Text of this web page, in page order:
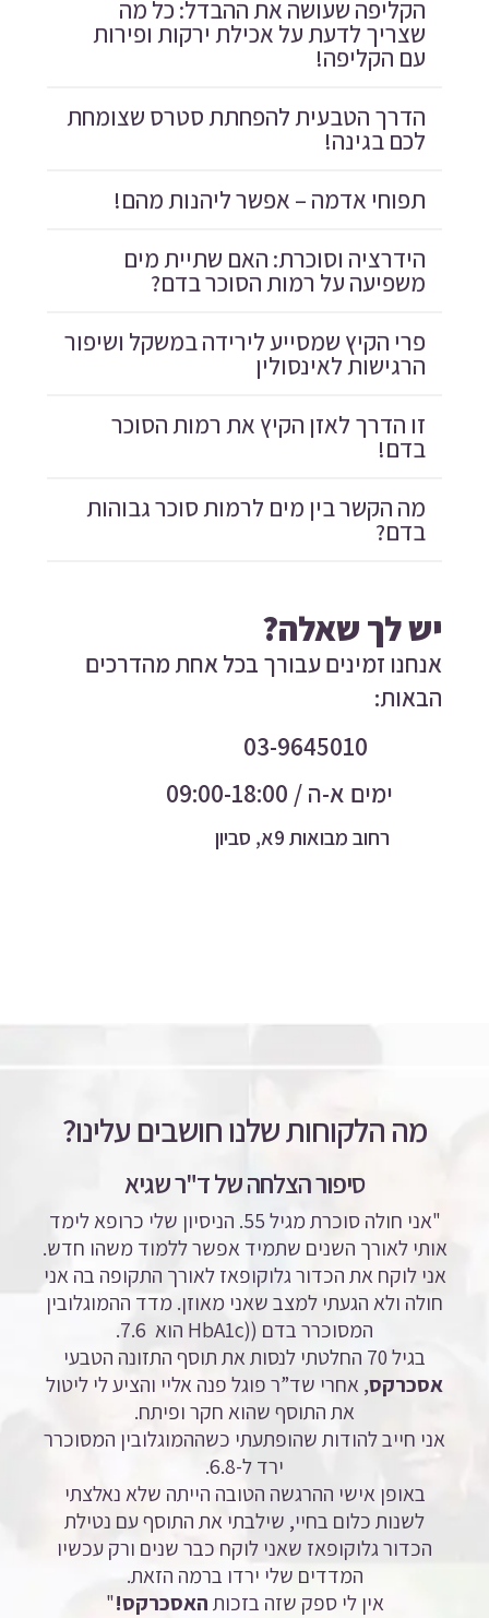
הקליפה שעושה את ההבדל: כל מה
שצריך לדעת על אכילת ירקות ופירות
עם הקליפה!
הדרך הטבעית להפחתת סטרס שצומחת
לכם בגינה!
תפוחי אדמה – אפשר ליהנות מהם!
הידרציה וסוכרת: האם שתיית מים
משפיעה על רמות הסוכר בדם?
פרי הקיץ שמסייע לירידה במשקל ושיפור
הרגישות לאינסולין
זו הדרך לאזן הקיץ את רמות הסוכר
בדם!
מה הקשר בין מים לרמות סוכר גבוהות
בדם?
יש לך שאלה?
אנחנו זמינים עבורך בכל אחת מהדרכים
הבאות:
03-9645010
ימים א-ה / 09:00-18:00
רחוב מבואות 9א, סביון
מה הלקוחות שלנו חושבים עלינו?
סיפור הצלחה של ד"ר שגיא
"אני חולה סוכרת מגיל 55. הניסיון שלי כרופא לימד
אותי לאורך השנים שתמיד אפשר ללמוד משהו חדש.
אני לוקח את הכדור גלוקופאז לאורך התקופה בה אני
חולה ולא הגעתי למצב שאני מאוזן. מדד ההמוגלובין
המסוכרר בדם ((HbA1c
הוא 7.6.
בגיל 70 החלטתי לנסות את תוסף התזונה הטבעי
אסכרקס, אחרי שד”ר פוגל פנה אליי והציע לי ליטול
את התוסף שהוא חקר ופיתח.
אני חייב להודות שהופתעתי כשההמוגלובין המסוכרר
ירד ל-6.8.
באופן אישי ההרגשה הטובה הייתה שלא נאלצתי
לשנות כלום בחיי, שילבתי את התוסף עם נטילת
הכדור גלוקופאז שאני לוקח כבר שנים ורק עכשיו
המדדים שלי ירדו ברמה הזאת.
אין לי ספק שזה בזכותהאסכרקס!"